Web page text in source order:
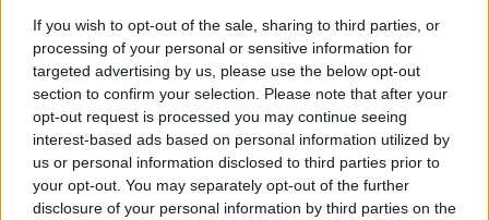
If you wish to opt-out of the sale, sharing to third parties, or
processing of your personal or sensitive information for
targeted advertising by us, please use the below opt-out
section to confirm your selection. Please note that after your
opt-out request is processed you may continue seeing
interest-based ads based on personal information utilized by
us or personal information disclosed to third parties prior to
your opt-out. You may separately opt-out of the further
disclosure of your personal information by third parties on the
Hozzászólások